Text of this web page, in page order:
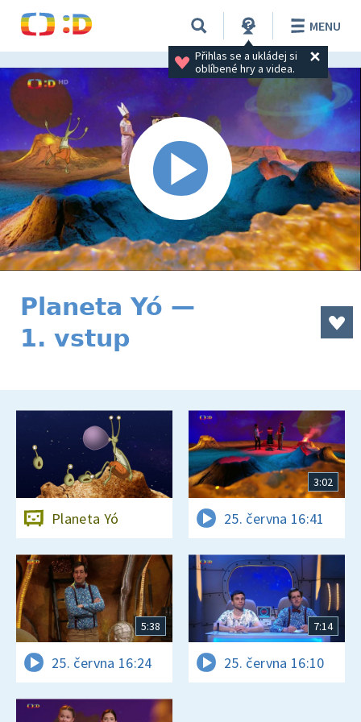
Přihlas se a ukládej si
oblíbené hry a videa.
MENU
Planeta Yó —
1. vstup
Planeta Yó
3:02
25. června 16:41
5:38
25. června 16:24
7:14
25. června 16:10